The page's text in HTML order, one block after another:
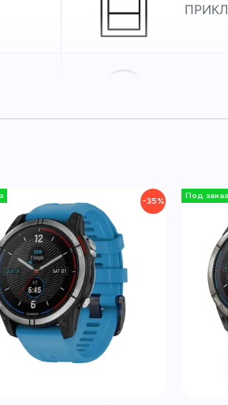
часы quatix 8 с ярким 1,4-
LED-фонарём
судном, спорта и
−35%